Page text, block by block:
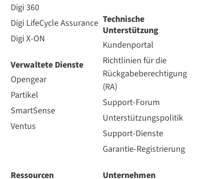
Digi 360
Digi LifeCycle Assurance
Digi X-ON
Verwaltete Dienste
Opengear
Partikel
SmartSense
Ventus
Technische
Unterstützung
Kundenportal
Richtlinien für die
Rückgabeberechtigung
(RA)
Support-Forum
Unterstützungspolitik
Support-Dienste
Garantie-Registrierung
Ressourcen
Unternehmen